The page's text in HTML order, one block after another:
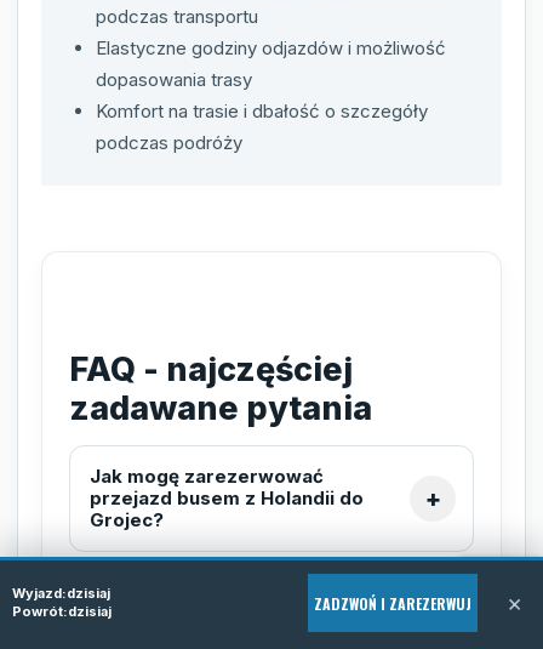
podczas transportu
Elastyczne godziny odjazdów i możliwość
dopasowania trasy
Komfort na trasie i dbałość o szczegóły
podczas podróży
FAQ - najczęściej
zadawane pytania
Jak mogę zarezerwować
przejazd busem z Holandii do
Grojec?
Czy usługa door-to-door
oznacza odbiór z mojego
Wyjazd:dzisiaj
Powrót:dzisiaj ZADZWOŃ I ZAREZERWUJ ×